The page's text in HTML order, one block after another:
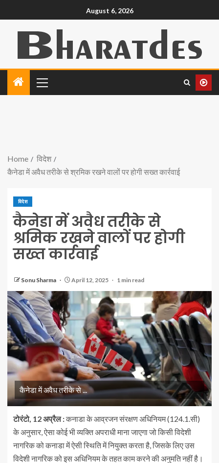
August 6, 2026
Home
विदेश
कैनेडा में अवैध तरीके से श्रमिक रखने वालों पर होगी सख्त कार्रवाई
विदेश
कैनेडा में अवैध तरीके से
श्रमिक रखने वालों पर होगी
सख्त कार्रवाई
Sonu Sharma April 12, 2025 1 min read
कैनेडा में अवैध तरीके से ...
टोरंटो, 12 अप्रैल :कनाडा के आव्रजन संरक्षण अधिनियम (124.1.सी)
के अनुसार, ऐसा कोई भी व्यक्ति अपराधी माना जाएगा जो किसी विदेशी
नागरिक को कनाडा में ऐसी स्थिति में नियुक्त करता है, जिसके लिए उस
विदेशी नागरिक को इस अधिनियम के तहत काम करने की अनुमति नहीं है।